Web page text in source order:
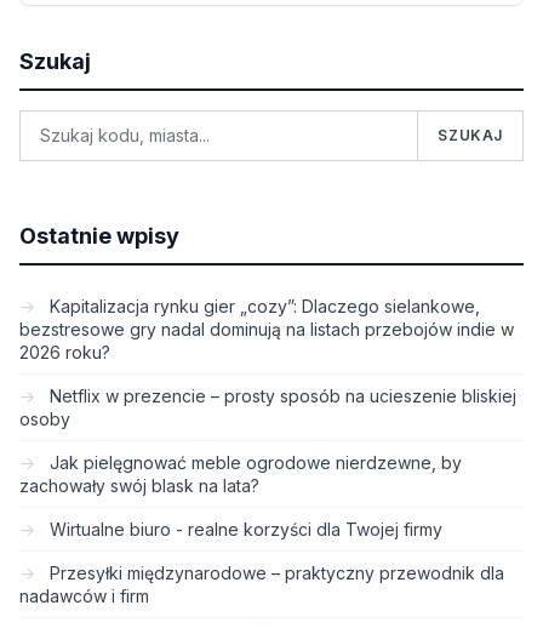
Szukaj
SZUKAJ
Ostatnie wpisy
Kapitalizacja rynku gier „cozy”: Dlaczego sielankowe,
bezstresowe gry nadal dominują na listach przebojów indie w
2026 roku?
Netflix w prezencie – prosty sposób na ucieszenie bliskiej
osoby
Jak pielęgnować meble ogrodowe nierdzewne, by
zachowały swój blask na lata?
Wirtualne biuro - realne korzyści dla Twojej firmy
Przesyłki międzynarodowe – praktyczny przewodnik dla
nadawców i firm